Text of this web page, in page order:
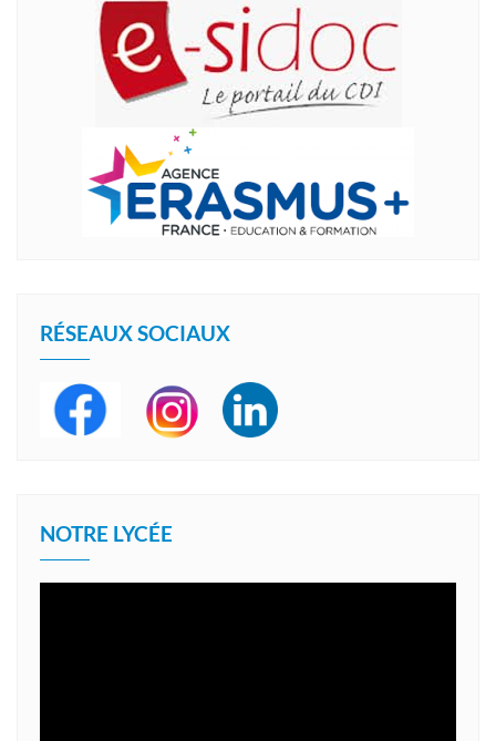
RÉSEAUX SOCIAUX
NOTRE LYCÉE